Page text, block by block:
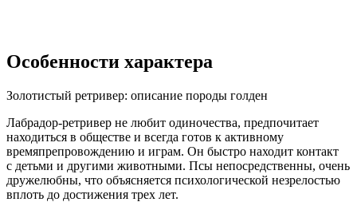
Особенности характера
Золотистый ретривер: описание породы голден
Лабрадор-ретривер не любит одиночества, предпочитает
находиться в обществе и всегда готов к активному
времяпрепровождению и играм. Он быстро находит контакт
с детьми и другими животными. Псы непосредственны, очень
дружелюбны, что объясняется психологической незрелостью
вплоть до достижения трех лет.